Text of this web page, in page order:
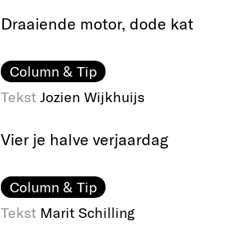
Draaiende motor, dode kat
Column & Tip
Tekst Jozien Wijkhuijs
Vier je halve verjaardag
Column & Tip
Tekst Marit Schilling